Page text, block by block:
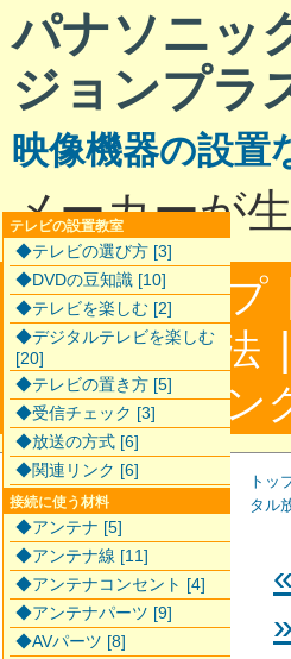
パナソニッ
ジョンプラ
映像機器の設置
メーカーが
サイトマップ
配線接続方法 |
合わせ|リン
トッ
タル
テレビの設置教室
◆テレビの選び方 [3]
◆DVDの豆知識 [10]
◆テレビを楽しむ [2]
◆デジタルテレビを楽しむ
[20]
◆テレビの置き方 [5]
◆受信チェック [3]
◆放送の方式 [6]
◆関連リンク [6]
接続に使う材料
◆アンテナ [5]
◆アンテナ線 [11]
◆アンテナコンセント [4]
◆アンテナパーツ [9]
◆AVパーツ [8]